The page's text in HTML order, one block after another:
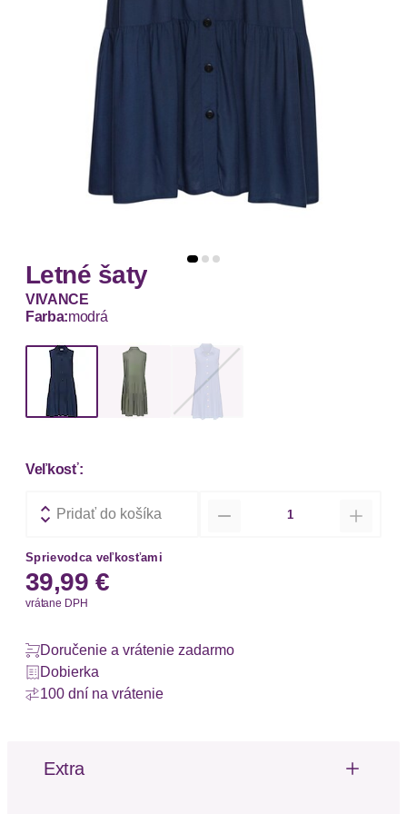
Letné šaty
VIVANCE
Farba:modrá
Veľkosť:
Pridať do košíka
Sprievodca veľkosťami
39,99 €
vrátane DPH
Doručenie a vrátenie zadarmo
Dobierka
100 dní na vrátenie
Extra